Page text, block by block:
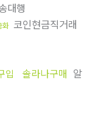
대행
화 코인현금직거래
입 솔라나구매 알